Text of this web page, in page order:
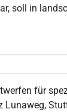
soll in
für
Lunaweg,